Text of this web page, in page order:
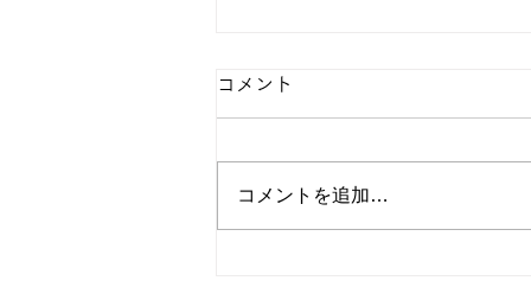
コメント
コメントを追加…